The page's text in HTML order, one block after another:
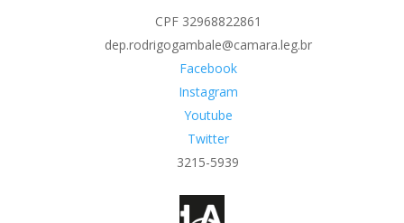
CPF 32968822861
dep.rodrigogambale@camara.leg.br
Facebook
Instagram
Youtube
Twitter
3215-5939